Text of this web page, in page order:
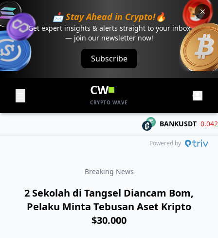
📩 Stay Ahead in Crypto!🔥
Get expert insights & alerts straight to your inbox
— join our newsletter now!
Subscribe
CW
CRYPTO WAVE
BANKUSDT 0.04267
Powered by
Breaking News
2 Sekolah di Tangsel Diancam Bom,
Pelaku Minta Tebusan Aset Kripto
$30.000